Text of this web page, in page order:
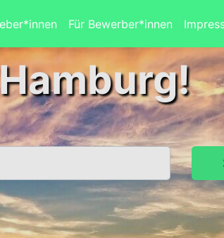
Für Bewerber*innen